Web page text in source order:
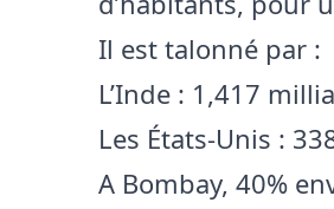
Il est talonné par :
L’Inde : 1,417
Les États-Unis :
A Bombay, 40%